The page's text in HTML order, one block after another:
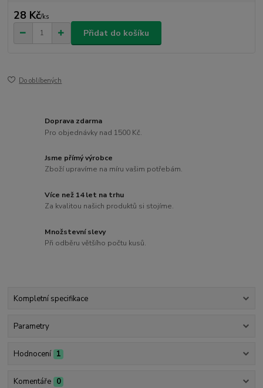
28 Kč/ks
Přidat do košíku
Do oblíbených
Doprava zdarma
Pro objednávky nad 1500 Kč.
Jsme přímý výrobce
Zboží upravíme na míru vašim potřebám.
Více než 14 let na trhu
Za kvalitou našich produktů si stojíme.
Množstevní slevy
Při odběru většího počtu kusů.
Kompletní specifikace
Parametry
Hodnocení 1
Komentáře 0